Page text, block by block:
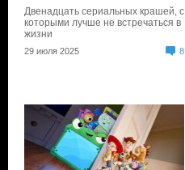
Двенадцать сериальных крашей, с
которыми лучше не встречаться в
жизни
29 июля 2025 8